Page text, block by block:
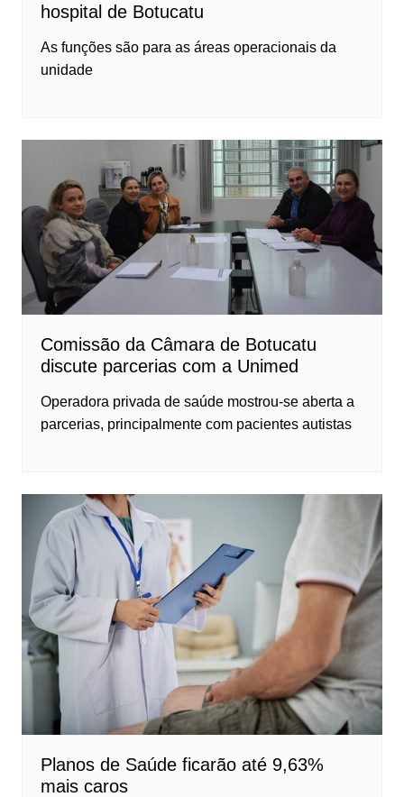
hospital de Botucatu
As funções são para as áreas operacionais da
unidade
Comissão da Câmara de Botucatu
discute parcerias com a Unimed
Operadora privada de saúde mostrou-se aberta a
parcerias, principalmente com pacientes autistas
Planos de Saúde ficarão até 9,63%
mais caros